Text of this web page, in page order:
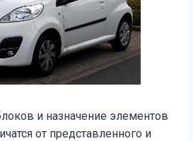
и назначение элементов
от представленного и